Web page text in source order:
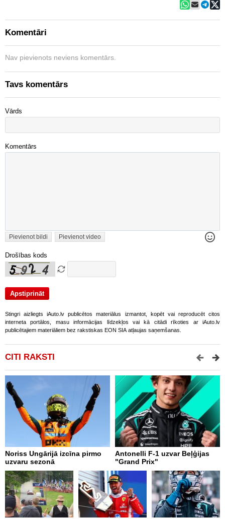
Komentāri
Nav pievienots neviens komentārs.
Tavs komentārs
Vārds
Komentārs
Pievienot bildi Pievienot video
Drošības kods
Stingri aizliegts iAuto.lv publicētos materiālus izmantot, kopēt vai reproducēt citos
interneta portālos, masu informācijas līdzekļos vai kā citādi rīkoties ar iAuto.lv
publicētajiem materiāliem bez rakstiskas EON SIA atļaujas saņemšanas.
CITI RAKSTI
Noriss Ungārijā izcīna pirmo
uzvaru sezonā
Antonelli F-1 uzvar Beļģijas
"Grand Prix"